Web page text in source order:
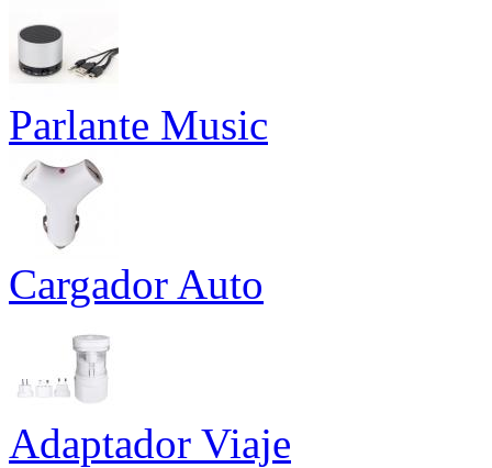
Parlante Music
Cargador Auto
Adaptador Viaje